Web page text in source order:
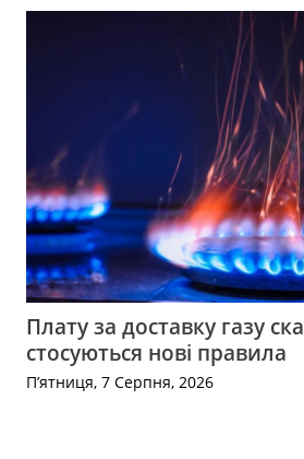
Плату за доставку газу
стосуються нові правила
П’ятниця, 7 Серпня, 2026